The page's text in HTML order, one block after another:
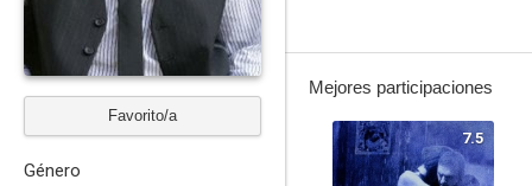
Favorito/a
Género
Mejores participaciones
7.5